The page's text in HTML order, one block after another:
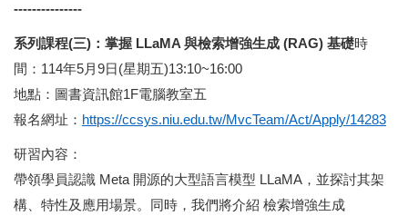
---------------
系列課程(三)：掌握 LLaMA 與檢索增強生成 (RAG) 基礎時
間：114年5月9日(星期五)13:10~16:00
地點：圖書資訊館1F電腦教室五
報名網址： https://ccsys.niu.edu.tw/MvcTeam/Act/Apply/14283
研習內容：
帶領學員認識 Meta 開源的大型語言模型 LLaMA，並探討其架
構、特性及應用場景。同時，我們將介紹 檢索增強生成